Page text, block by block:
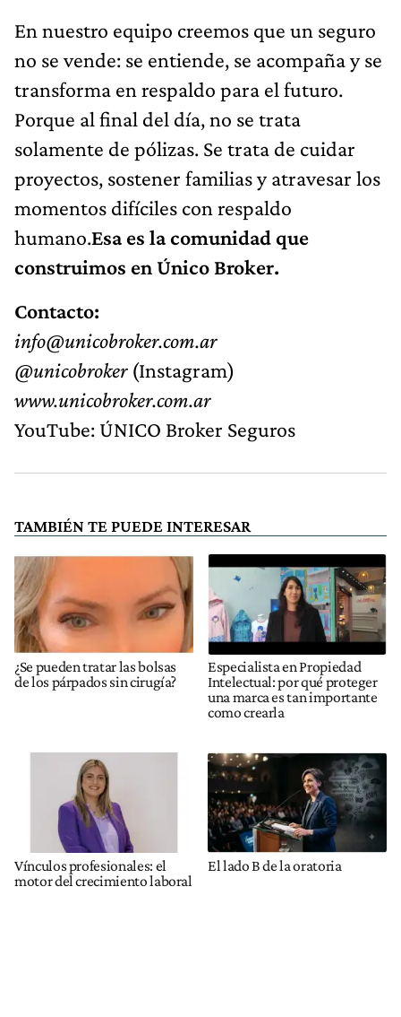
En nuestro equipo creemos que un seguro
no se vende: se entiende, se acompaña y se
transforma en respaldo para el futuro.
Porque al final del día, no se trata
solamente de pólizas. Se trata de cuidar
proyectos, sostener familias y atravesar los
momentos difíciles con respaldo
humano.Esa es la comunidad que
construimos en Único Broker.
Contacto:
info@unicobroker.com.ar
@unicobroker(Instagram)
www.unicobroker.com.ar
YouTube: ÚNICO Broker Seguros
TAMBIÉN TE PUEDE INTERESAR
¿Se pueden tratar las bolsas
de los párpados sin cirugía?
Especialista en Propiedad
Intelectual: por qué proteger
una marca es tan importante
como crearla
Vínculos profesionales: el
motor del crecimiento laboral
El lado B de la oratoria